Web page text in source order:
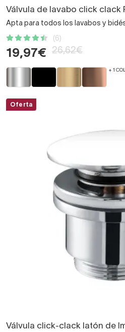
Válvula de lavabo click clack
Apta para todos los lavabos y
(6)
19,97€ 26,62€
+ 1
Oferta
Válvula click-clack latón de